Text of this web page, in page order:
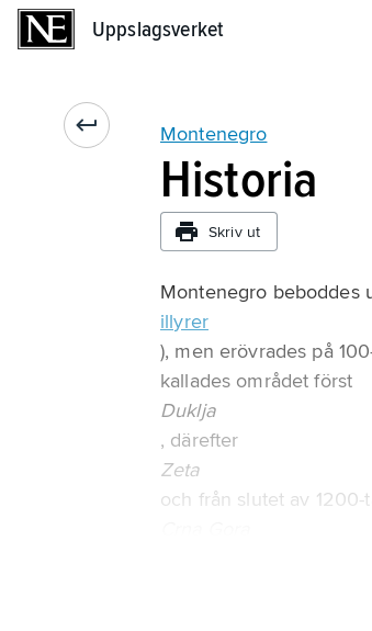
Uppslagsverket
Montenegro
Historia
Skriv ut
Montenegro beboddes
illyrer
), men erövrades på
kallades området först
Duklja
, därefter
Zeta
och från slutet av 1200-
(’Svarta berget’); detta